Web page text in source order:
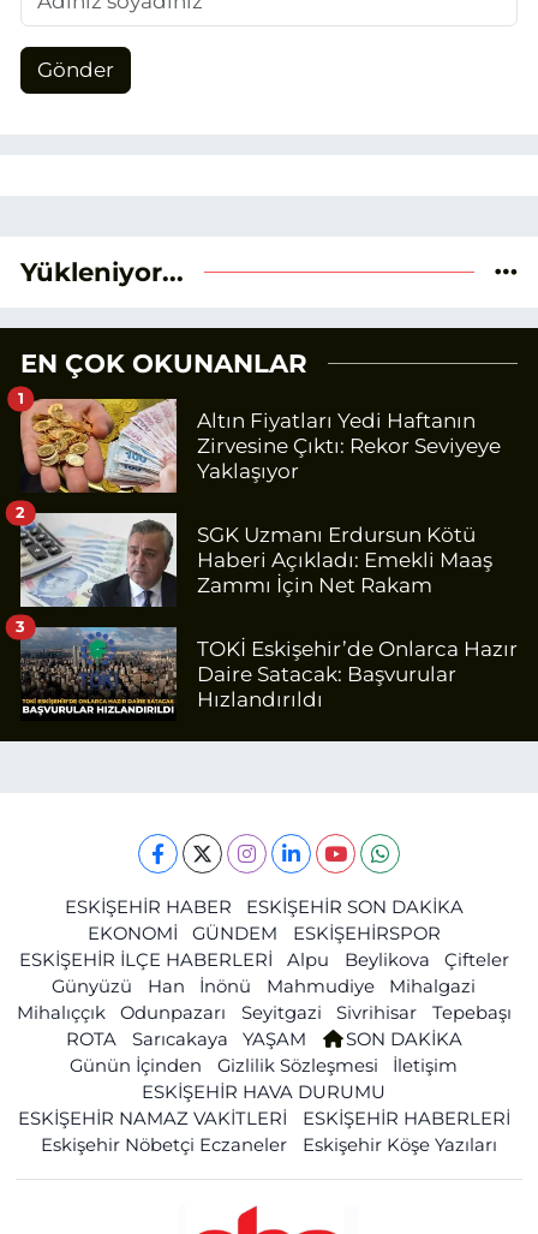
Gönder
Yükleniyor...
EN ÇOK OKUNANLAR
Altın Fiyatları Yedi Haftanın
Zirvesine Çıktı: Rekor Seviyeye
Yaklaşıyor
1
SGK Uzmanı Erdursun Kötü
Haberi Açıkladı: Emekli Maaş
Zammı İçin Net Rakam
2
TOKİ Eskişehir’de Onlarca Hazır
Daire Satacak: Başvurular
Hızlandırıldı
3
ESKİŞEHİR HABER
ESKİŞEHİR SON DAKİKA
EKONOMİ
GÜNDEM
ESKİŞEHİRSPOR
ESKİŞEHİR İLÇE HABERLERİ
Alpu Beylikova
Çifteler
Günyüzü
Han İnönü Mahmudiye
Mihalgazi
Mihalıççık
Odunpazarı Seyitgazi Sivrihisar
Tepebaşı
ROTA
Sarıcakaya YAŞAM
SON DAKİKA
Günün İçinden
Gizlilik Sözleşmesi
İletişim
ESKİŞEHİR HAVA DURUMU
ESKİŞEHİR NAMAZ VAKİTLERİ
ESKİŞEHİR HABERLERİ
Eskişehir Nöbetçi Eczaneler
Eskişehir Köşe Yazıları